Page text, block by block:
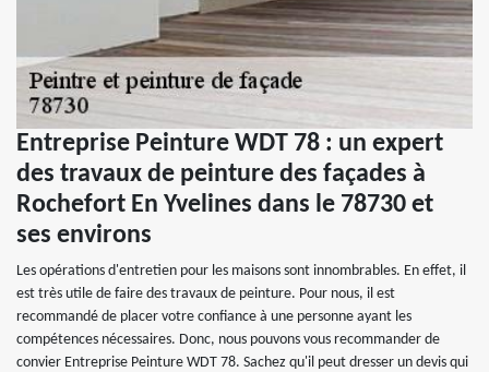
Entreprise Peinture WDT 78 : un expert
des travaux de peinture des façades à
Rochefort En Yvelines dans le 78730 et
ses environs
Les opérations d'entretien pour les maisons sont innombrables. En effet, il
est très utile de faire des travaux de peinture. Pour nous, il est
recommandé de placer votre confiance à une personne ayant les
compétences nécessaires. Donc, nous pouvons vous recommander de
convier Entreprise Peinture WDT 78. Sachez qu'il peut dresser un devis qui